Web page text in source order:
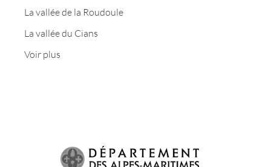
La vallée de la Roudoule
La vallée du Cians
Voir plus